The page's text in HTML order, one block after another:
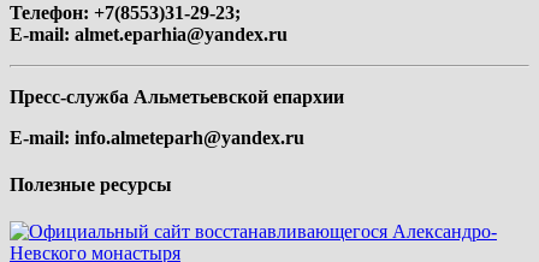
Телефон: +7(8553)31-29-23;
E-mail: almet.eparhia@yandex.ru
Пресс-служба Альметьевской епархии
E-mail: info.almeteparh@yandex.ru
Полезные ресурсы